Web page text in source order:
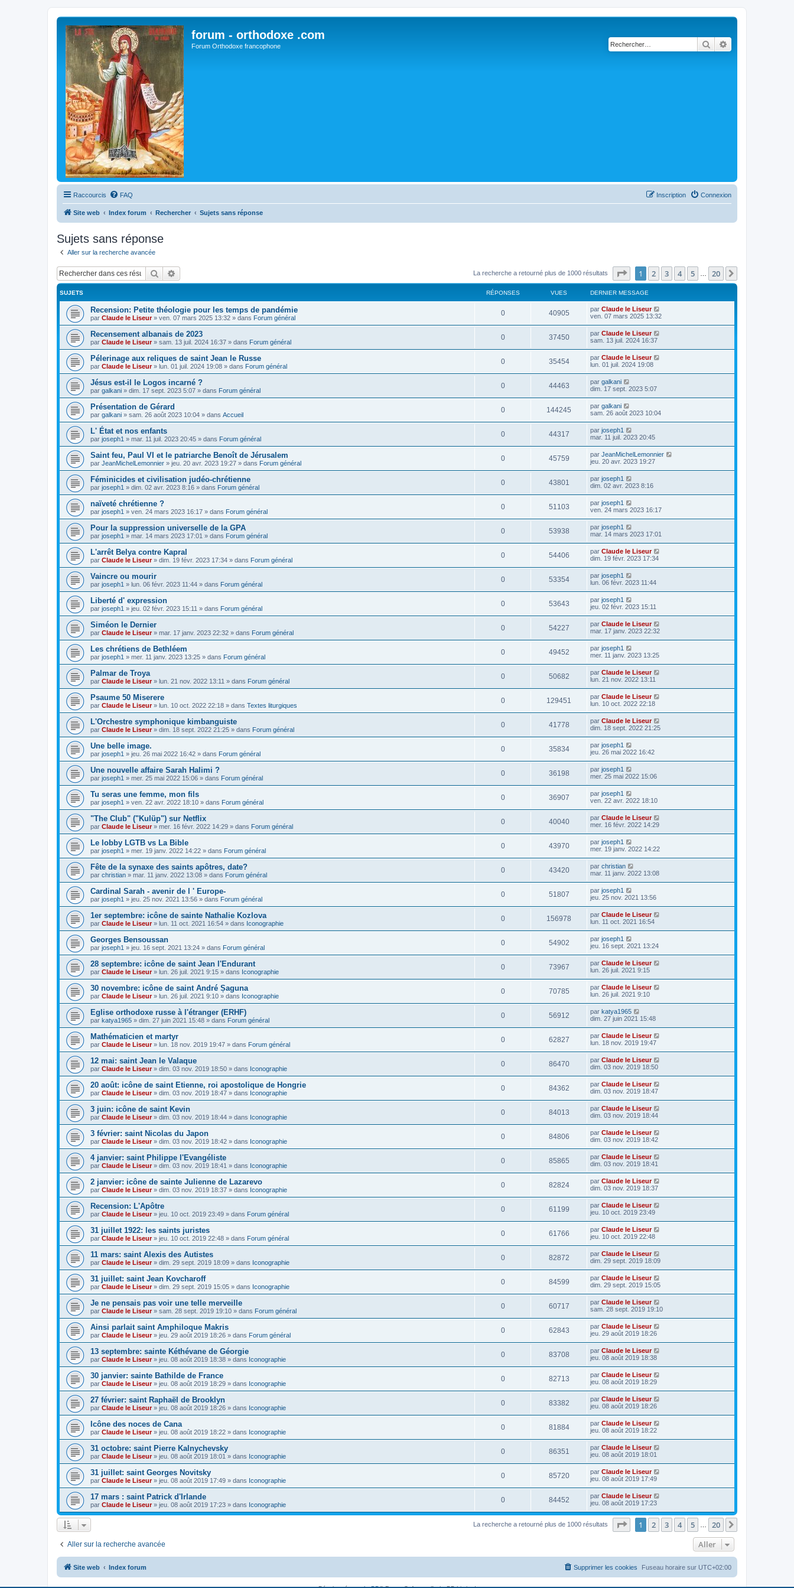
forum - orthodoxe .com
Forum Orthodoxe francophone Rechercher
Raccourcis FAQ Connexion
Inscription
Site web Index forum Rechercher Sujets sans réponse
Sujets sans réponse
Aller sur la recherche avancée
Rechercher La recherche a retourné plus de 1000 résultats Page sur20
1 2 3 4 5 20
SUJETS RÉPONSES VUES DERNIER MESSAGE
Recension: Petite théologie pour les temps de pandémie
par Claude le Liseur» ven. 07 mars 2025 13:32 » dans Forum général
0 40905 par Claude le Liseur
ven. 07 mars 2025 13:32
Recensement albanais de 2023
par Claude le Liseur» sam. 13 juil. 2024 16:37 » dans Forum général
0 37450 par Claude le Liseur
sam. 13 juil. 2024 16:37
Pélerinage aux reliques de saint Jean le Russe
par Claude le Liseur» lun. 01 juil. 2024 19:08 » dans Forum général
0 35454 par Claude le Liseur
lun. 01 juil. 2024 19:08
Jésus est-il le Logos incarné ?
par galkani » dim. 17 sept. 2023 5:07 » dans Forum général
0 44463 par galkani
dim. 17 sept. 2023 5:07
Présentation de Gérard
par galkani » sam. 26 août 2023 10:04 » dans Accueil
0 144245 par galkani
sam. 26 août 2023 10:04
L' État et nos enfants
par joseph1 » mar. 11 juil. 2023 20:45 » dans Forum général
0 44317 par joseph1
mar. 11 juil. 2023 20:45
Saint feu, Paul VI et le patriarche Benoît de Jérusalem
par JeanMichelLemonnier » jeu. 20 avr. 2023 19:27 » dans Forum général
0 45759 par JeanMichelLemonnier
jeu. 20 avr. 2023 19:27
Féminicides et civilisation judéo-chrétienne
par joseph1 » dim. 02 avr. 2023 8:16 » dans Forum général
0 43801 par joseph1
dim. 02 avr. 2023 8:16
naïveté chrétienne ?
par joseph1 » ven. 24 mars 2023 16:17 » dans Forum général
0 51103 par joseph1
ven. 24 mars 2023 16:17
Pour la suppression universelle de la GPA
par joseph1 » mar. 14 mars 2023 17:01 » dans Forum général
0 53938 par joseph1
mar. 14 mars 2023 17:01
L'arrêt Belya contre Kapral
par Claude le Liseur» dim. 19 févr. 2023 17:34 » dans Forum général
0 54406 par Claude le Liseur
dim. 19 févr. 2023 17:34
Vaincre ou mourir
par joseph1 » lun. 06 févr. 2023 11:44 » dans Forum général
0 53354 par joseph1
lun. 06 févr. 2023 11:44
Liberté d' expression
par joseph1 » jeu. 02 févr. 2023 15:11 » dans Forum général
0 53643 par joseph1
jeu. 02 févr. 2023 15:11
Siméon le Dernier
par Claude le Liseur» mar. 17 janv. 2023 22:32 » dans Forum général
0 54227 par Claude le Liseur
mar. 17 janv. 2023 22:32
Les chrétiens de Bethléem
par joseph1 » mer. 11 janv. 2023 13:25 » dans Forum général
0 49452 par joseph1
mer. 11 janv. 2023 13:25
Palmar de Troya
par Claude le Liseur» lun. 21 nov. 2022 13:11 » dans Forum général
0 50682 par Claude le Liseur
lun. 21 nov. 2022 13:11
Psaume 50 Miserere
par Claude le Liseur» lun. 10 oct. 2022 22:18 » dans Textes liturgiques
0 129451 par Claude le Liseur
lun. 10 oct. 2022 22:18
L'Orchestre symphonique kimbanguiste
par Claude le Liseur» dim. 18 sept. 2022 21:25 » dans Forum général
0 41778 par Claude le Liseur
dim. 18 sept. 2022 21:25
Une belle image.
par joseph1 » jeu. 26 mai 2022 16:42 » dans Forum général
0 35834 par joseph1
jeu. 26 mai 2022 16:42
Une nouvelle affaire Sarah Halimi ?
par joseph1 » mer. 25 mai 2022 15:06 » dans Forum général
0 36198 par joseph1
mer. 25 mai 2022 15:06
Tu seras une femme, mon fils
par joseph1 » ven. 22 avr. 2022 18:10 » dans Forum général
0 36907 par joseph1
ven. 22 avr. 2022 18:10
"The Club" ("Kulüp") sur Netflix
par Claude le Liseur» mer. 16 févr. 2022 14:29 » dans Forum général
0 40040 par Claude le Liseur
mer. 16 févr. 2022 14:29
Le lobby LGTB vs La Bible
par joseph1 » mer. 19 janv. 2022 14:22 » dans Forum général
0 43970 par joseph1
mer. 19 janv. 2022 14:22
Fête de la synaxe des saints apôtres, date?
par christian » mar. 11 janv. 2022 13:08 » dans Forum général
0 43420 par christian
mar. 11 janv. 2022 13:08
Cardinal Sarah - avenir de l ' Europe-
par joseph1 » jeu. 25 nov. 2021 13:56 » dans Forum général
0 51807 par joseph1
jeu. 25 nov. 2021 13:56
1er septembre: icône de sainte Nathalie Kozlova
par Claude le Liseur» lun. 11 oct. 2021 16:54 » dans Iconographie
0 156978 par Claude le Liseur
lun. 11 oct. 2021 16:54
Georges Bensoussan
par joseph1 » jeu. 16 sept. 2021 13:24 » dans Forum général
0 54902 par joseph1
jeu. 16 sept. 2021 13:24
28 septembre: icône de saint Jean l'Endurant
par Claude le Liseur» lun. 26 juil. 2021 9:15 » dans Iconographie
0 73967 par Claude le Liseur
lun. 26 juil. 2021 9:15
30 novembre: icône de saint André Șaguna
par Claude le Liseur» lun. 26 juil. 2021 9:10 » dans Iconographie
0 70785 par Claude le Liseur
lun. 26 juil. 2021 9:10
Eglise orthodoxe russe à l'étranger (ERHF)
par katya1965 » dim. 27 juin 2021 15:48 » dans Forum général
0 56912 par katya1965
dim. 27 juin 2021 15:48
Mathématicien et martyr
par Claude le Liseur» lun. 18 nov. 2019 19:47 » dans Forum général
0 62827 par Claude le Liseur
lun. 18 nov. 2019 19:47
12 mai: saint Jean le Valaque
par Claude le Liseur» dim. 03 nov. 2019 18:50 » dans Iconographie
0 86470 par Claude le Liseur
dim. 03 nov. 2019 18:50
20 août: icône de saint Etienne, roi apostolique de Hongrie
par Claude le Liseur» dim. 03 nov. 2019 18:47 » dans Iconographie
0 84362 par Claude le Liseur
dim. 03 nov. 2019 18:47
3 juin: icône de saint Kevin
par Claude le Liseur» dim. 03 nov. 2019 18:44 » dans Iconographie
0 84013 par Claude le Liseur
dim. 03 nov. 2019 18:44
3 février: saint Nicolas du Japon
par Claude le Liseur» dim. 03 nov. 2019 18:42 » dans Iconographie
0 84806 par Claude le Liseur
dim. 03 nov. 2019 18:42
4 janvier: saint Philippe l'Evangéliste
par Claude le Liseur» dim. 03 nov. 2019 18:41 » dans Iconographie
0 85865 par Claude le Liseur
dim. 03 nov. 2019 18:41
2 janvier: icône de sainte Julienne de Lazarevo
par Claude le Liseur» dim. 03 nov. 2019 18:37 » dans Iconographie
0 82824 par Claude le Liseur
dim. 03 nov. 2019 18:37
Recension: L'Apôtre
par Claude le Liseur» jeu. 10 oct. 2019 23:49 » dans Forum général
0 61199 par Claude le Liseur
jeu. 10 oct. 2019 23:49
31 juillet 1922: les saints juristes
par Claude le Liseur» jeu. 10 oct. 2019 22:48 » dans Forum général
0 61766 par Claude le Liseur
jeu. 10 oct. 2019 22:48
11 mars: saint Alexis des Autistes
par Claude le Liseur» dim. 29 sept. 2019 18:09 » dans Iconographie
0 82872 par Claude le Liseur
dim. 29 sept. 2019 18:09
31 juillet: saint Jean Kovcharoff
par Claude le Liseur» dim. 29 sept. 2019 15:05 » dans Iconographie
0 84599 par Claude le Liseur
dim. 29 sept. 2019 15:05
Je ne pensais pas voir une telle merveille
par Claude le Liseur» sam. 28 sept. 2019 19:10 » dans Forum général
0 60717 par Claude le Liseur
sam. 28 sept. 2019 19:10
Ainsi parlait saint Amphiloque Makris
par Claude le Liseur» jeu. 29 août 2019 18:26 » dans Forum général
0 62843 par Claude le Liseur
jeu. 29 août 2019 18:26
13 septembre: sainte Kéthévane de Géorgie
par Claude le Liseur» jeu. 08 août 2019 18:38 » dans Iconographie
0 83708 par Claude le Liseur
jeu. 08 août 2019 18:38
30 janvier: sainte Bathilde de France
par Claude le Liseur» jeu. 08 août 2019 18:29 » dans Iconographie
0 82713 par Claude le Liseur
jeu. 08 août 2019 18:29
27 février: saint Raphaël de Brooklyn
par Claude le Liseur» jeu. 08 août 2019 18:26 » dans Iconographie
0 83382 par Claude le Liseur
jeu. 08 août 2019 18:26
Icône des noces de Cana
par Claude le Liseur» jeu. 08 août 2019 18:22 » dans Iconographie
0 81884 par Claude le Liseur
jeu. 08 août 2019 18:22
31 octobre: saint Pierre Kalnychevsky
par Claude le Liseur» jeu. 08 août 2019 18:01 » dans Iconographie
0 86351 par Claude le Liseur
jeu. 08 août 2019 18:01
31 juillet: saint Georges Novitsky
par Claude le Liseur» jeu. 08 août 2019 17:49 » dans Iconographie
0 85720 par Claude le Liseur
jeu. 08 août 2019 17:49
17 mars : saint Patrick d'Irlande
par Claude le Liseur» jeu. 08 août 2019 17:23 » dans Iconographie
0 84452 par Claude le Liseur
jeu. 08 août 2019 17:23
La recherche a retourné plus de 1000 résultats Page sur20
1 2 3 4 5 20
Aller sur la recherche avancée Aller
Site web Index forum Fuseau horaire sur UTC+02:00
Supprimer les cookies